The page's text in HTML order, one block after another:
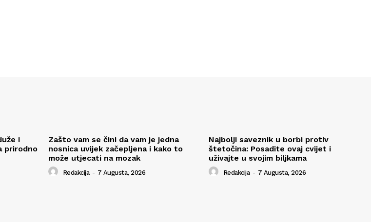
i
prirodno
Zašto vam se čini da vam je jedna
nosnica uvijek začepljena i kako to
može utjecati na mozak
Redakcija - 7 Augusta, 2026
Najbolji saveznik u borbi protiv
štetočina: Posadite ovaj cvijet i
uživajte u svojim biljkama
Redakcija - 7 Augusta, 2026